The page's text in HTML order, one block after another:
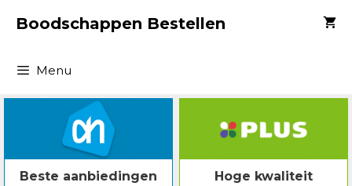
naarBoodschappen Bestellen
Menu
Beste aanbiedingen
Hoge kwaliteit